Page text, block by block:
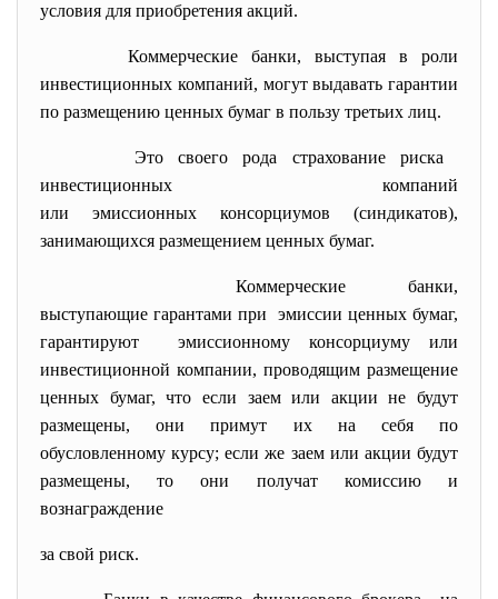
условия для приобретения акций.
Коммерческие банки, выступая в роли
инвестиционных компаний, могут выдавать гарантии
по размещению ценных бумаг в пользу третьих лиц.
Это своего рода страхование риска
инвестиционных компаний
или эмиссионных консорциумов (синдикатов),
занимающихся размещением ценных бумаг.
Коммерческие банки,
выступающие гарантами при эмиссии ценных бумаг,
гарантируют эмиссионному консорциуму или
инвестиционной компании, проводящим размещение
ценных бумаг, что если заем или акции не будут
размещены, они примут их на себя по
обусловленному курсу; если же заем или акции будут
размещены, то они получат комиссию и
вознаграждение
за свой риск.